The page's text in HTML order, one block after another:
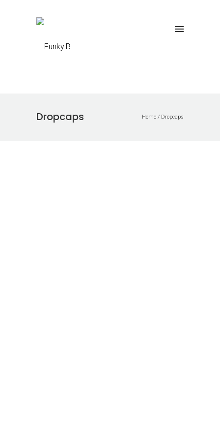
Dropcaps Home / Dropcaps